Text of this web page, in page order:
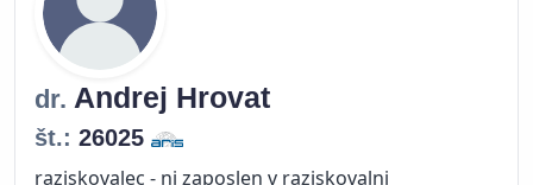
dr. Andrej Hrovat
št.: 26025
raziskovalec - ni zaposlen v raziskovalni